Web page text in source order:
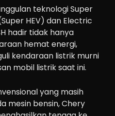
teknologi Super
HEV) dan Electric
hadir tidak hanya
hemat energi,
kendaraan listrik murni
mobil listrik saat ini.
yang masih
mesin bensin, Chery